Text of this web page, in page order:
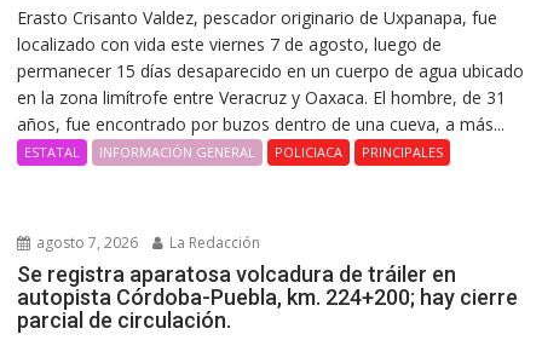
Erasto Crisanto Valdez, pescador originario de Uxpanapa, fue
localizado con vida este viernes 7 de agosto, luego de
permanecer 15 días desaparecido en un cuerpo de agua ubicado
en la zona limítrofe entre Veracruz y Oaxaca. El hombre, de 31
años, fue encontrado por buzos dentro de una cueva, a más...
ESTATAL INFORMACIÓN GENERAL POLICIACA PRINCIPALES
agosto 7, 2026 La Redacción
Se registra aparatosa volcadura de tráiler en
autopista Córdoba-Puebla, km. 224+200; hay cierre
parcial de circulación.